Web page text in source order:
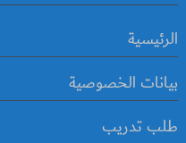
الرئيسية
بيانات الخصوصية
طلب تدريب